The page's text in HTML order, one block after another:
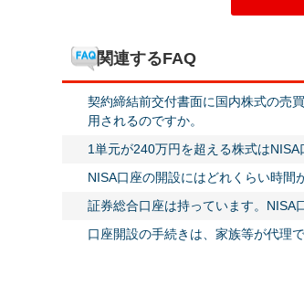
関連するFAQ
契約締結前交付書面に国内株式の売
用されるのですか。
1単元が240万円を超える株式はNISA
NISA口座の開設にはどれくらい時間
証券総合口座は持っています。NISA
口座開設の手続きは、家族等が代理